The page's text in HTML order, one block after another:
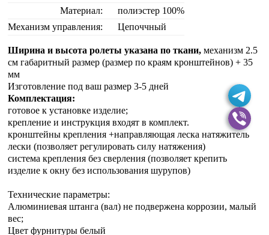
Материал:
полиэстер 100%
Механизм управления:
Цепоччный
Ширина и высота ролеты указана по ткани,механизм 2.5
см габаритный размер (размер по краям кронштейнов) + 35
мм
Изготовление под ваш размер 3-5 дней
Комплектация:
готовое к установке изделие;
крепление и инструкция входят в комплект.
кронштейны крепления +направляющая леска натяжитель
лески (позволяет регулировать силу натяжения)
система крепления без сверления (позволяет крепить
изделие к окну без использования шурупов)
Технические параметры:
Алюминиевая штанга (вал) не подвержена коррозии, малый
вес;
Цвет фурнитуры белый